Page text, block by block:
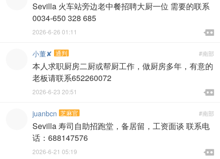
Sevilla 火车站旁边老中餐招聘大厨一位 需要的联系
0034-650 328 685

2026-6-26 01:11 
#南部
小董✘ 通判
本人求职厨房二厨或帮厨工作，做厨房多年，有意的
老板请联系652260072

2026-6-23 20:51 
#南部
juanbcn 芝麻官
Sevilla 寿司自助招跑堂，备居留，工资面谈 联系电
话：688147576

2026-6-21 05:19 